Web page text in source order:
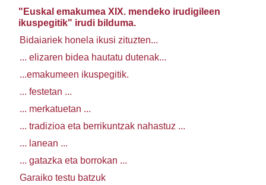
"Euskal emakumea XIX. mendeko irudigileen
ikuspegitik" irudi bilduma.
Bidaiariek honela ikusi zituzten...
... elizaren bidea hautatu dutenak...
...emakumeen ikuspegitik.
... festetan ...
... merkatuetan ...
... tradizioa eta berrikuntzak nahastuz ...
... lanean ...
... gatazka eta borrokan ...
Garaiko testu batzuk